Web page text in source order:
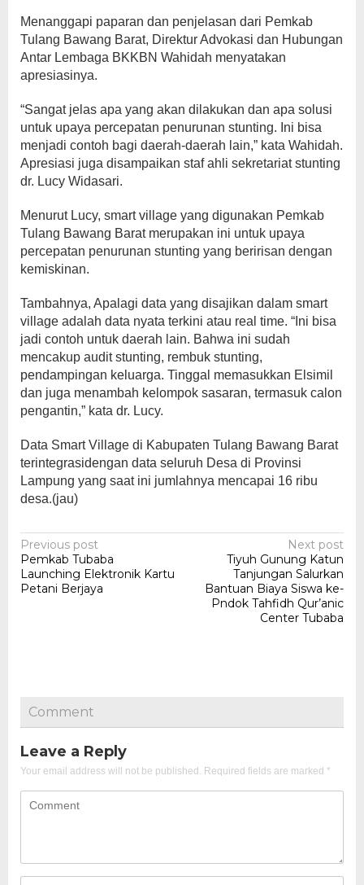
Menanggapi paparan dan penjelasan dari Pemkab
Tulang Bawang Barat, Direktur Advokasi dan Hubungan
Antar Lembaga BKKBN Wahidah menyatakan
apresiasinya.
“Sangat jelas apa yang akan dilakukan dan apa solusi
untuk upaya percepatan penurunan stunting. Ini bisa
menjadi contoh bagi daerah-daerah lain,” kata Wahidah.
Apresiasi juga disampaikan staf ahli sekretariat stunting
dr. Lucy Widasari.
Menurut Lucy, smart village yang digunakan Pemkab
Tulang Bawang Barat merupakan ini untuk upaya
percepatan penurunan stunting yang beririsan dengan
kemiskinan.
Tambahnya, Apalagi data yang disajikan dalam smart
village adalah data nyata terkini atau real time. “Ini bisa
jadi contoh untuk daerah lain. Bahwa ini sudah
mencakup audit stunting, rembuk stunting,
pendampingan keluarga. Tinggal memasukkan Elsimil
dan juga menambah kelompok sasaran, termasuk calon
pengantin,” kata dr. Lucy.
Data Smart Village di Kabupaten Tulang Bawang Barat
terintegrasidengan data seluruh Desa di Provinsi
Lampung yang saat ini jumlahnya mencapai 16 ribu
desa.(jau)
Post
navigation
Previous post
Pemkab Tubaba
Launching Elektronik Kartu
Petani Berjaya
Next post
Tiyuh Gunung Katun
Tanjungan Salurkan
Bantuan Biaya Siswa ke-
Pndok Tahfidh Qur’anic
Center Tubaba
Comment
Leave a Reply
Your email address will not be published. Required fields are marked *